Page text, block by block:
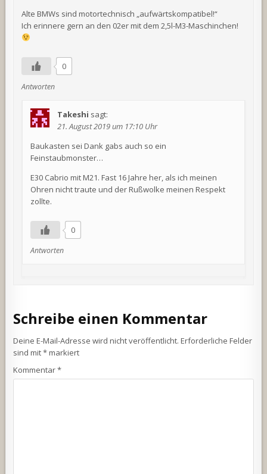
Alte BMWs sind motortechnisch „aufwärtskompatibel!“
Ich erinnere gern an den 02er mit dem 2,5l-M3-Maschinchen!
0
Antworten
Takeshi sagt:
21. August 2019 um 17:10 Uhr
Baukasten sei Dank gabs auch so ein
Feinstaubmonster…
E30 Cabrio mit M21. Fast 16 Jahre her, als ich meinen
Ohren nicht traute und der Rußwolke meinen Respekt
zollte.
0
Antworten
Schreibe einen Kommentar
Deine E-Mail-Adresse wird nicht veröffentlicht. Erforderliche Felder
sind mit*markiert
Kommentar*